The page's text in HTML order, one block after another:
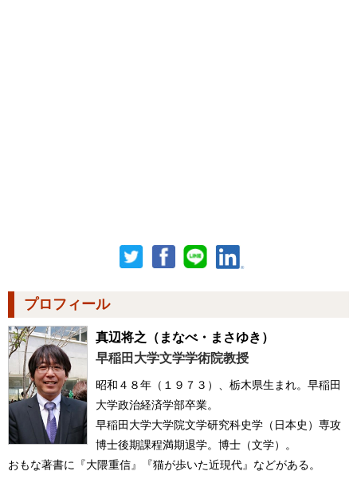
プロフィール
真辺将之 （まなべ・まさゆき）
早稲田大学文学学術院教授
昭和４８年（１９７３）、栃木県生まれ。早稲田
大学政治経済学部卒業。
早稲田大学大学院文学研究科史学（日本史）専攻
博士後期課程満期退学。博士（文学）。
おもな著書に『大隈重信』『猫が歩いた近現代』などがある。